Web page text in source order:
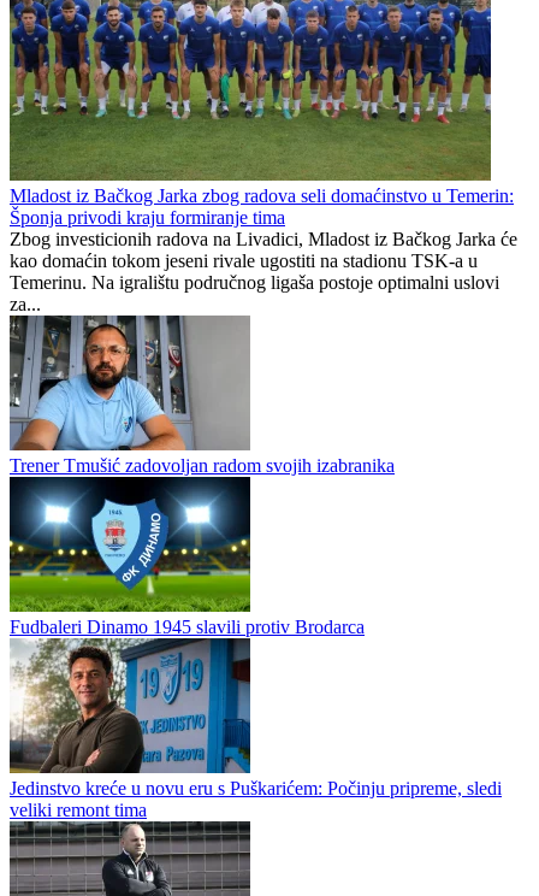
Mladost iz Bačkog Jarka zbog radova seli domaćinstvo u Temerin:
Šponja privodi kraju formiranje tima
Zbog investicionih radova na Livadici, Mladost iz Bačkog Jarka će
kao domaćin tokom jeseni rivale ugostiti na stadionu TSK-a u
Temerinu. Na igralištu područnog ligaša postoje optimalni uslovi
za...
Trener Tmušić zadovoljan radom svojih izabranika
Fudbaleri Dinamo 1945 slavili protiv Brodarca
Jedinstvo kreće u novu eru s Puškarićem: Počinju pripreme, sledi
veliki remont tima